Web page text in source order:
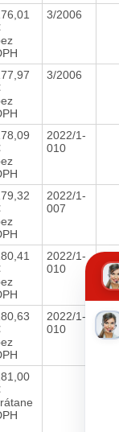
3/2006
3/2006
2022/1-
010
2022/1-
007
2022/1-
010
2022/1-
010
Chatbot
píše